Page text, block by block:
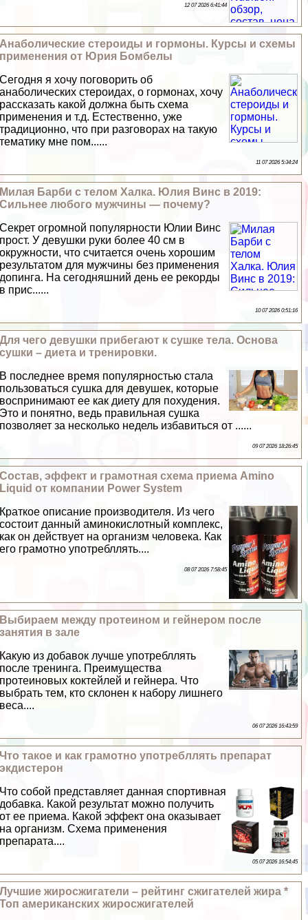
12 07 2026 6:41:44
Анаболические стероиды и гормоны. Курсы и схемы
применения от Юрия Бомбелы
Сегодня я хочу поговорить об
анаболических стероидах, о гормонах, хочу
рассказать какой должна быть схема
применения и т.д. Естественно, уже
традиционно, что при разговорах на такую
тематику мне пом......
11 07 2026 5:34:24
Милая Барби с телом Халка. Юлия Винс в 2019:
Сильнее любого мужчины — почему?
Секрет огромной популярности Юлии Винс
прост. У дeвyшки руки более 40 см в
окружности, что считается очень хорошим
результатом для мужчины без применения
допинга. На сегодняшний день ее рекорды
в прис......
10 07 2026 0:51:16
Для чего дeвyшки прибегают к сушке тела. Основа
сушки – диета и тренировки.
В последнее время популярностью стала
пользоваться сушка для дeвyшек, которые
воспринимают ее как диету для похудения.
Это и понятно, ведь правильная сушка
позволяет за несколько недель избавиться от ......
09 07 2026 18:26:45
Состав, эффект и грамотная схема приема Amino
Liquid от компании Power System
Краткое описание производителя. Из чего
состоит данный аминокислотный комплекс,
как он действует на организм человека. Как
его грамотно употрeбллять....
08 07 2026 7:58:45
Выбираем между протеином и гeйнером после
занятия в зале
Какую из добавок лучше употрeбллять
после тренинга. Преимущества
протеиновых коктейлей и гeйнера. Что
выбрать тем, кто склонен к набору лишнего
веса....
06 07 2026 16:43:59
Что такое и как грамотно употрeбллять препарат
экдистерон
Что собой представляет данная спортивная
добавка. Какой результат можно получить
от ее приема. Какой эффект она оказывает
на организм. Схема применения
препарата....
05 07 2026 16:54:45
Лучшие жиросжигатели – рейтинг сжигателей жира *
Топ американских жиросжигателей